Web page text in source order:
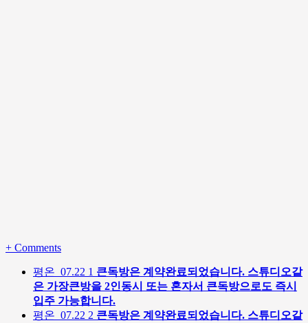
+ Comments
평온 07.22 1 큰독방은 계약완료되었습니다. 스튜디오같
은 가장큰방을 2인동시 또는 혼자서 큰독방으로도 즉시
입주 가능합니다.
평온 07.22 2 큰독방은 계약완료되었습니다. 스튜디오같